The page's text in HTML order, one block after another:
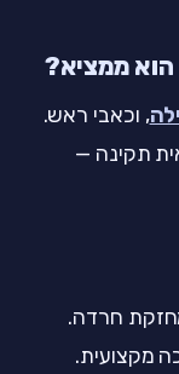
הוא ממציא?
, וכאבי ראש.
תקינה —
חרדה.
מקצועית.